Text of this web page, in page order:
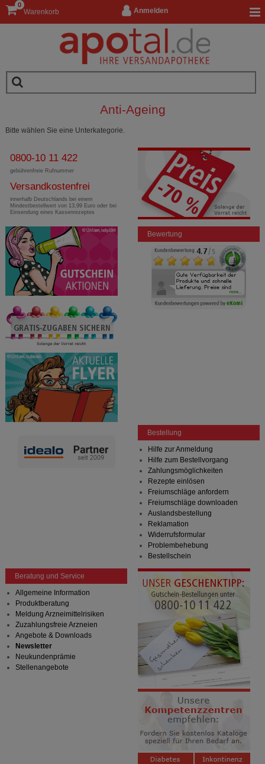
Anmelden
Warenkorb
0
Anti-Ageing
Bitte wählen Sie eine Unterkategorie.
0800-10 11 422
gebührenfreie Rufnummer
Versandkostenfrei
innerhalb Deutschlands bei einem
Mindestbestellwert von 13,99 Euro oder bei
Einsendung eines Kassenrezeptes
Bewertung
Bestellung
Hilfe zur Anmeldung
Hilfe zum Bestellvorgang
Zahlungsmöglichkeiten
Rezepte einlösen
Freiumschläge anfordern
Freiumschläge downloaden
Auslandsbestellung
Reklamation
Widerrufsformular
Problembehebung
Bestellschein
Beratung und Service
Allgemeine Information
Produktberatung
Meldung Arzneimittelrisiken
Zuzahlungsfreie Arzneien
Angebote & Downloads
Newsletter
Neukundenprämie
Stellenangebote